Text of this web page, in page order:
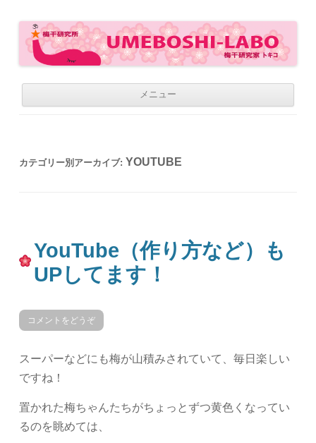
WE LOVE UMEBOSHI
メニュー
カテゴリー別アーカイブ: YOUTUBE
YouTube（作り方など）も
UPしてます！
コメントをどうぞ
スーパーなどにも梅が山積みされていて、毎日楽しい
ですね！
置かれた梅ちゃんたちがちょっとずつ黄色くなってい
るのを眺めては、